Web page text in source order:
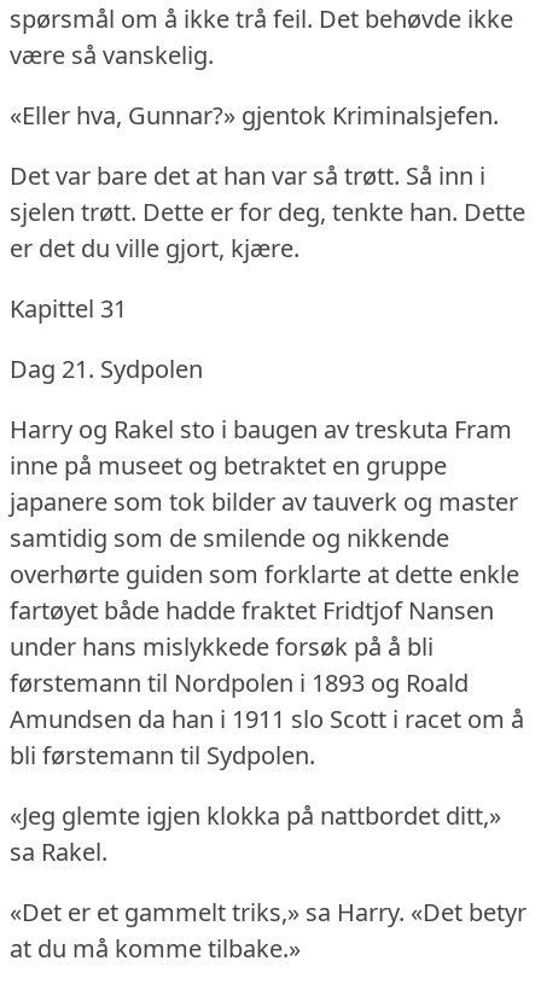
spørsmål om å ikke trå feil. Det behøvde ikke
være så vanskelig.
«Eller hva, Gunnar?» gjentok Kriminalsjefen.
Det var bare det at han var så trøtt. Så inn i
sjelen trøtt. Dette er for deg, tenkte han. Dette
er det du ville gjort, kjære.
Kapittel 31
Dag 21. Sydpolen
Harry og Rakel sto i baugen av treskuta Fram
inne på museet og betraktet en gruppe
japanere som tok bilder av tauverk og master
samtidig som de smilende og nikkende
overhørte guiden som forklarte at dette enkle
fartøyet både hadde fraktet Fridtjof Nansen
under hans mislykkede forsøk på å bli
førstemann til Nordpolen i 1893 og Roald
Amundsen da han i 1911 slo Scott i racet om å
bli førstemann til Sydpolen.
«Jeg glemte igjen klokka på nattbordet ditt,»
sa Rakel.
«Det er et gammelt triks,» sa Harry. «Det betyr
at du må komme tilbake.»